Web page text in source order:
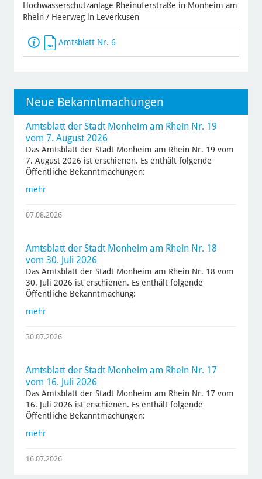
Hochwasserschutzanlage Rheinuferstraße in Monheim am
Rhein / Heerweg in Leverkusen
Amtsblatt Nr. 6
Neue Bekanntmachungen
Amtsblatt der Stadt Monheim am Rhein Nr. 19
vom 7. August 2026
Das Amtsblatt der Stadt Monheim am Rhein Nr. 19 vom
7. August 2026 ist erschienen. Es enthält folgende
Öffentliche Bekanntmachungen:
mehr
07.08.2026
Amtsblatt der Stadt Monheim am Rhein Nr. 18
vom 30. Juli 2026
Das Amtsblatt der Stadt Monheim am Rhein Nr. 18 vom
30. Juli 2026 ist erschienen. Es enthält folgende
Öffentliche Bekanntmachung:
mehr
30.07.2026
Amtsblatt der Stadt Monheim am Rhein Nr. 17
vom 16. Juli 2026
Das Amtsblatt der Stadt Monheim am Rhein Nr. 17 vom
16. Juli 2026 ist erschienen. Es enthält folgende
Öffentliche Bekanntmachungen:
mehr
16.07.2026